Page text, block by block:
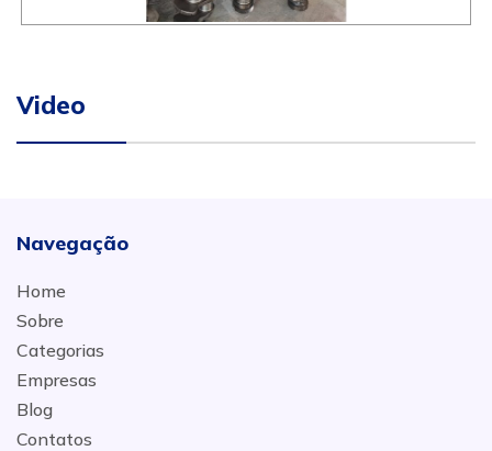
Video
Navegação
Home
Sobre
Categorias
Empresas
Blog
Contatos